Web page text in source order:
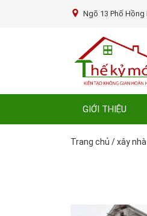
Ngõ 13 Phố Hồng
GIỚI THIỆU
Trang chủ /xây